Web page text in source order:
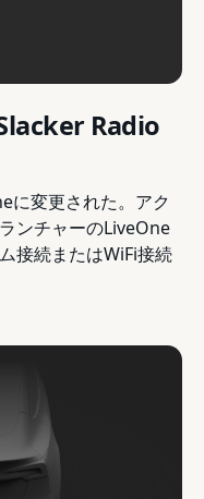
Radio
に変更された。アク
ンチャーのLiveOne
接続またはWiFi接続